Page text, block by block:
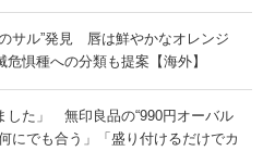
サル”発見 唇は鮮やかなオレンジ
惧種への分類も提案【海外】
した」 無印良品の“990円オーバル
にでも合う」「盛り付けるだけでカ